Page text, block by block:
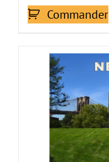
Commander